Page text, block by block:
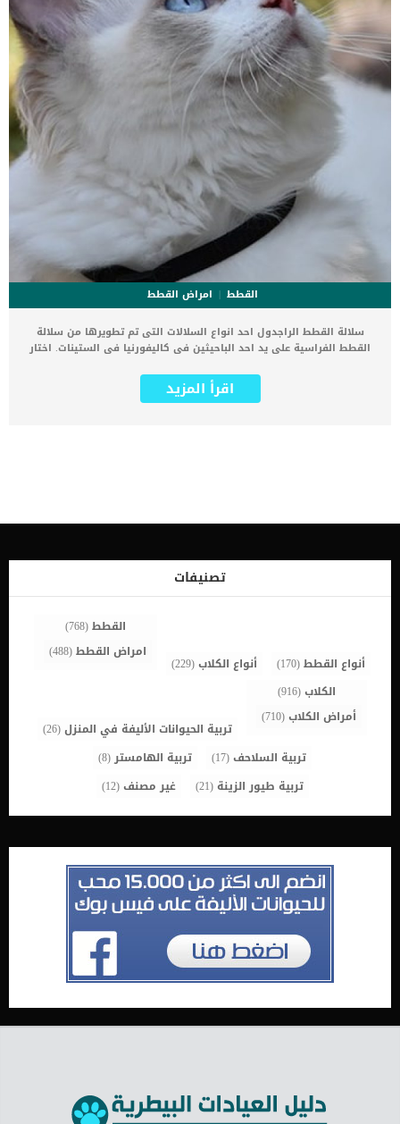
حالات الاصابة بهذه الحساسية وذلك لان هناك أجسام […]
القطط
امراض القطط
سلالة القطط الراجدول احد انواع السلالات التى تم تطويرها من سلالة
القطط الفراسية على يد احد الباحيثين فى كاليفورنيا فى الستينات. اختار
وشخصياتهم القوية لينتج لنا فى النهاية القط الراجدول المقبول حاليا كما
تم تحديدها كواحدة من السلالات الأسرع نموًا في الرابطة الدولية للقطط
بشدة مع الاطفال والحيوانات الاخرى _يفضلون التسكع على الأرض
أسطح ثلاجات. _يصل وزن الذكور من قطط الراجدول الى 20 كيلو _كما
انها على عكس الطبيعة المعروفة عن القطط يحبون المياه ويقذفون
انفسهم فى حوض الاستحمام. _يتوددون الى شخصهم المفضل بشكل
الاوامر بسهوله _غير عدوانية ولا […]
اقرأ المزيد
تصنيفات
أنواع القطط(170) أنواع الكلاب(229)
القطط(768)
امراض القطط(488)
الكلاب(916)
أمراض الكلاب(710)
تربية الحيوانات الأليفة في المنزل(26)
تربية السلاحف(17) تربية الهامستر(8)
تربية طيور الزينة (21) غير مصنف(12)